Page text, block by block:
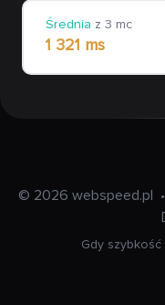
Średnia z 3 mc
1 321 ms
© 2026 webspeed.pl •
Gdy